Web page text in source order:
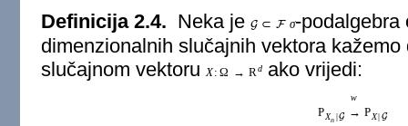
Definicija 2.4. Neka jeG ⊂ F σ-
dimenzionalnih slučajnih vektora
slučajnom vektoruX: Ω → Rdako vrijedi:
PXn |G
w
→ PX| G